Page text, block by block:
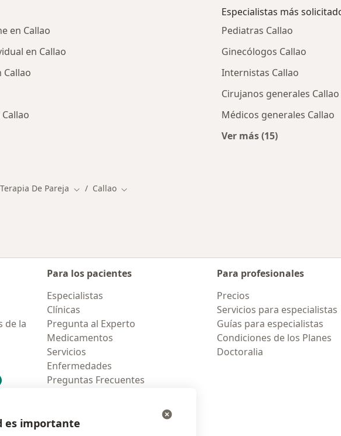
en Callao
en Callao
Especialistas más
Pediatras Callao
Ginecólogos Callao
Internistas Callao
Cirujanos generales Callao
Médicos generales Callao
Ver más (15)
Terapia De Pareja Cambiar de ciudad
Callao Cambiar de ciudad
de la
Para los pacientes
Especialistas
Clínicas
Pregunta al Experto
Medicamentos
Servicios
Enfermedades
Preguntas Frecuentes
Para profesionales
Precios
Servicios para especialistas
Guías para especialistas
Condiciones de los Planes
Doctoralia
es importante